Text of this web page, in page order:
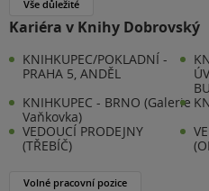
Vše důležité
Kariéra v Knihy Dobrovský
KNIHKUPEC/POKLADNÍ -
PRAHA 5, ANDĚL
KNIHKUPEC - BRNO (Galerie
Vaňkovka)
VEDOUCÍ PRODEJNY
(TŘEBÍČ)
Volné pracovní pozice